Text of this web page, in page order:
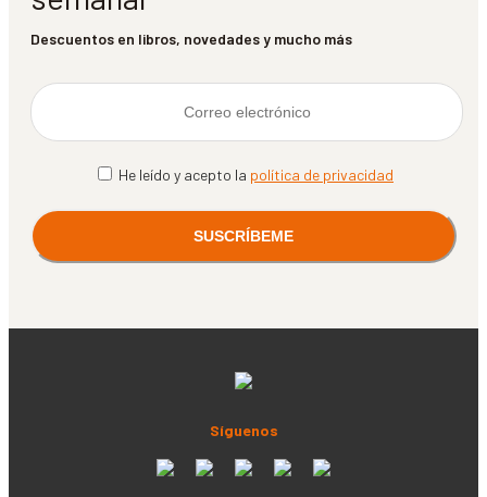
Descuentos en libros, novedades y mucho más
He leído y acepto la política de privacidad
Síguenos